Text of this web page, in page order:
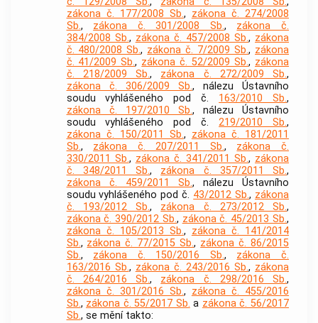
zákona č. 177/2008 Sb., zákona č. 274/2008
Sb., zákona č. 301/2008 Sb., zákona č.
384/2008 Sb., zákona č. 457/2008 Sb., zákona
č. 480/2008 Sb., zákona č. 7/2009 Sb., zákona
č. 41/2009 Sb., zákona č. 52/2009 Sb., zákona
č. 218/2009 Sb., zákona č. 272/2009 Sb.,
zákona č. 306/2009 Sb., nálezu Ústavního
soudu vyhlášeného pod č. 163/2010 Sb.,
zákona č. 197/2010 Sb., nálezu Ústavního
soudu vyhlášeného pod č.219/2010 Sb.,
zákona č. 150/2011 Sb., zákona č. 181/2011
Sb., zákona č. 207/2011 Sb., zákona č.
330/2011 Sb., zákona č. 341/2011 Sb., zákona
č. 348/2011 Sb., zákona č. 357/2011 Sb.,
zákona č. 459/2011 Sb., nálezu Ústavního
soudu vyhlášeného pod č. 43/2012 Sb., zákona
č. 193/2012 Sb., zákona č. 273/2012 Sb.,
zákona č. 390/2012 Sb., zákona č. 45/2013 Sb.,
zákona č. 105/2013 Sb., zákona č. 141/2014
Sb., zákona č. 77/2015 Sb., zákona č. 86/2015
Sb., zákona č. 150/2016 Sb., zákona č.
163/2016 Sb., zákona č. 243/2016 Sb., zákona
č. 264/2016 Sb., zákona č. 298/2016 Sb.,
zákona č. 301/2016 Sb., zákona č. 455/2016
Sb., zákona č. 55/2017 Sb. a zákona č. 56/2017
Sb., se mění takto: